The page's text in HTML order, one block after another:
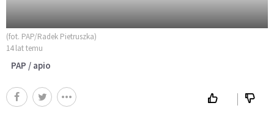
(fot. PAP/Radek Pietruszka)
14 lat temu
PAP / apio